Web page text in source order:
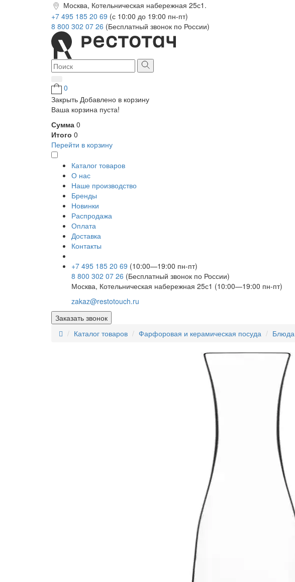
Москва, Котельническая набережная 25с1.
+7 495 185 20 69 (с 10:00 до 19:00 пн-пт)
8 800 302 07 26 (Бесплатный звонок по России)
0
Закрыть Добавлено в корзину
Ваша корзина пуста!
Сумма 0
Итого 0
Перейти в корзину
Каталог товаров
О нас
Наше производство
Бренды
Новинки
Распродажа
Оплата
Доставка
Контакты
+7 495 185 20 69 (10:00—19:00 пн-пт)
8 800 302 07 26 (Бесплатный звонок по России)
Москва, Котельническая набережная 25с1 (10:00—19:00 пн-пт)
zakaz@restotouch.ru
Заказать звонок
Каталог товаров
Фарфоровая и керамическая посуда Блюда